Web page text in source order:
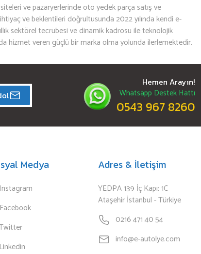
ve pazaryerlerinde oto yedek parça satış ve
ve beklentileri doğrultusunda 2022 yılında kendi e-
sektörel tecrübesi ve dinamik kadrosu ile teknolojik
hizmet veren güçlü bir marka olma yolunda ilerlemektedir.
Hemen Arayın!
Whatsapp Destek Hattı
0543 967 8260
Medya
Instagram
Facebook
Linkedin
Adres & İletişim
YEDPA 139 İç Kapı: 1C
Ataşehir İstanbul - Türkiye
0216 471 40 54
info@e-autolye.com